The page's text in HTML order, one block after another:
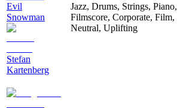
Evil
Snowman
Stefan
Kartenberg
Jazz, Drums, Strings, Piano,
Filmscore, Corporate, Film,
Neutral, Uplifting